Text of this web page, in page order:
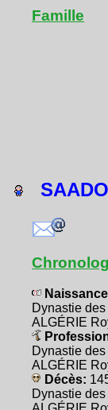
Famille
Dynastie
ALGÉRIE
Dynastie
ALGÉRIE
Décès:
Dynastie